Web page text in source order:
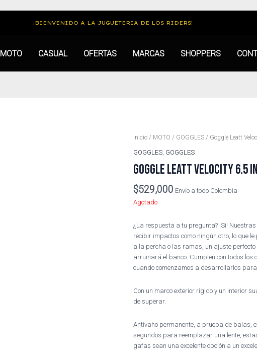
¡BIENVENIDO A LA JUGUETERIA DE LOS RIDERS!
MOTO CASUAL OFERTAS MARCAS SHOPPERS
Inicio / MOTO / GOGGLES / Goggle Leatt
GOGGLES, GOGGLES
GOGGLE LEATT VELOCITY 6.5
$529,000 Envío a todo Colombia
Agotado
¿La respuesta a tu pregunta? ¡Sí!
recibir impactos como ningún otro, lo que
a la percha o las ramas, un ajuste
arruinará el banco. Cumplen con todos los
cuando comenzamos a desarrollarlos
Con un marco exterior rígido y un interior
de superar.
Antivaho permanente, a prueba de balas,
segundos para reemplazar una lente,
gafas sean una excelente opción a un